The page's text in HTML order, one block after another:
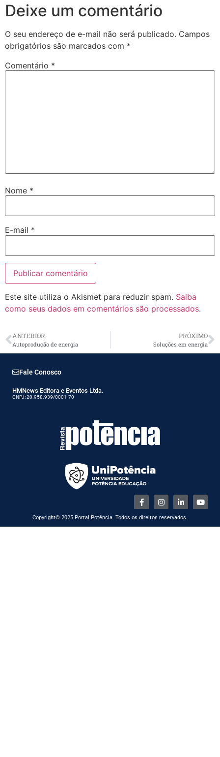
Deixe um comentário
O seu endereço de e-mail não será publicado. Campos
obrigatórios são marcados com *
Comentário *
Nome *
E-mail *
Este site utiliza o Akismet para reduzir spam. Saiba
como seus dados em comentários são processados.
ANTERIOR
Autoprodução de energia
PRÓXIMO
Soluções em energia
Fale Conosco
HMNews Editora e Eventos Ltda.
CNPJ: 20.958.939/0001-70
Copyright© 2025 Portal Potência. Todos os direitos reservados.